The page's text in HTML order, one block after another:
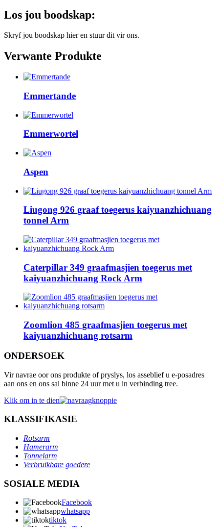
Los jou boodskap:
Skryf jou boodskap hier en stuur dit vir ons.
Verwante Produkte
Emmertande
Emmerwortel
Aspen
Liugong 926 graaf toegerus kaiyuanzhichuang
tonnel Arm
Caterpillar 349 graafmasjien toegerus met
kaiyuanzhichuang Rock Arm
Zoomlion 485 graafmasjien toegerus met
kaiyuanzhichuang rotsarm
ONDERSOEK
Vir navrae oor ons produkte of pryslys, los asseblief u e-posadres
aan ons en ons sal binne 24 uur met u in verbinding tree.
Klik om in te dien
KLASSIFIKASIE
Rotsarm
Hamerarm
Tonnelarm
Verbruikbare goedere
SOSIALE MEDIA
Facebook
whatsapp
tiktok